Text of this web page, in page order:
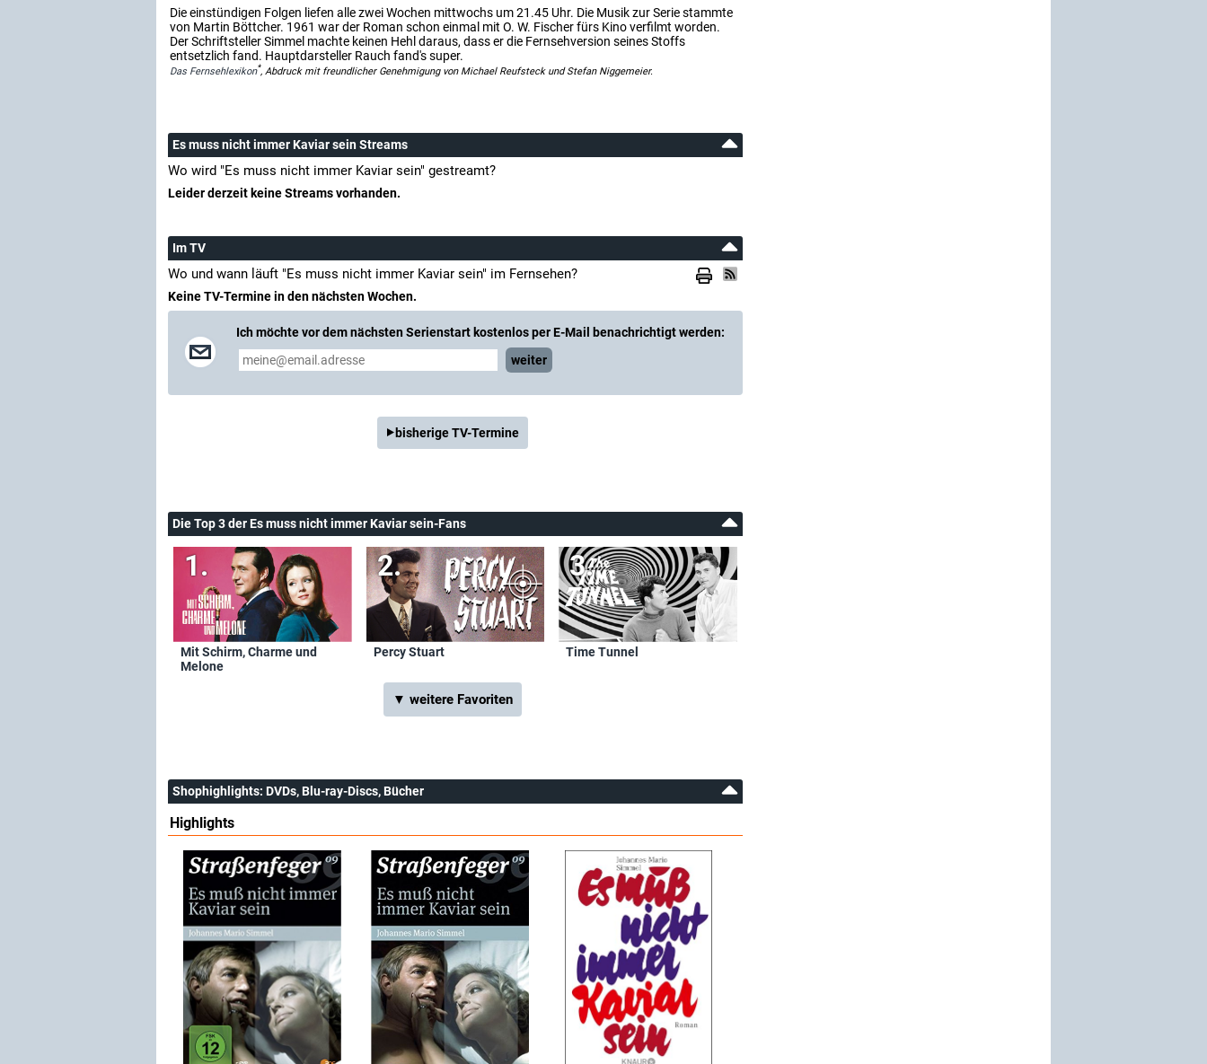
Die einstündigen Folgen liefen alle zwei Wochen mittwochs um 21.45 Uhr. Die Musik zur Serie stammte
von Martin Böttcher. 1961 war der Roman schon einmal mit O. W. Fischer fürs Kino verfilmt worden.
Der Schriftsteller Simmel machte keinen Hehl daraus, dass er die Fernsehversion seines Stoffs
entsetzlich fand. Hauptdarsteller Rauch fand's super.
Das Fernsehlexikon*, Abdruck mit freundlicher Genehmigung von Michael Reufsteck und Stefan Niggemeier.
Es muss nicht immer Kaviar sein Streams
Wo wird "Es muss nicht immer Kaviar sein" gestreamt?
Leider derzeit keine Streams vorhanden.
Im TV
Wo und wann läuft "Es muss nicht immer Kaviar sein" im Fernsehen?
Keine TV-Termine in den nächsten Wochen.
Ich möchte vor dem nächsten Serienstart kostenlos per E-Mail benachrichtigt werden:
weiter
bisherige TV-Termine
Die Top 3 der Es muss nicht immer Kaviar sein-Fans
Mit Schirm, Charme und
Melone
Percy Stuart Time Tunnel
▼ weitere Favoriten
Shophighlights: DVDs, Blu-ray-Discs, Bücher
Highlights